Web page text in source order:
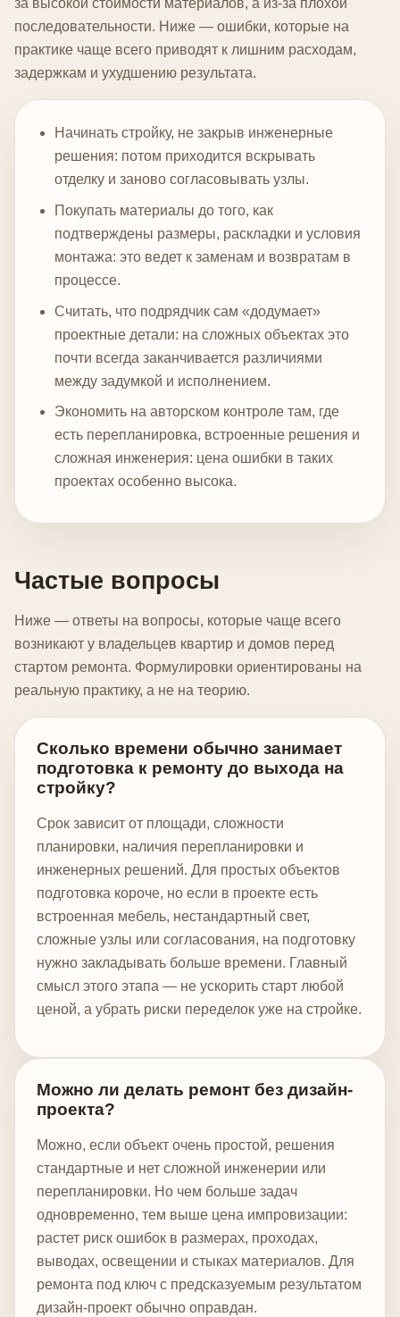
за высокой стоимости материалов, а из-за плохой
последовательности. Ниже — ошибки, которые на
практике чаще всего приводят к лишним расходам,
задержкам и ухудшению результата.
Начинать стройку, не закрыв инженерные
решения: потом приходится вскрывать
отделку и заново согласовывать узлы.
Покупать материалы до того, как
подтверждены размеры, раскладки и условия
монтажа: это ведет к заменам и возвратам в
процессе.
Считать, что подрядчик сам «додумает»
проектные детали: на сложных объектах это
почти всегда заканчивается различиями
между задумкой и исполнением.
Экономить на авторском контроле там, где
есть перепланировка, встроенные решения и
сложная инженерия: цена ошибки в таких
проектах особенно высока.
Частые вопросы
Ниже — ответы на вопросы, которые чаще всего
возникают у владельцев квартир и домов перед
стартом ремонта. Формулировки ориентированы на
реальную практику, а не на теорию.
Сколько времени обычно занимает
подготовка к ремонту до выхода на
стройку?
Срок зависит от площади, сложности
планировки, наличия перепланировки и
инженерных решений. Для простых объектов
подготовка короче, но если в проекте есть
встроенная мебель, нестандартный свет,
сложные узлы или согласования, на подготовку
нужно закладывать больше времени. Главный
смысл этого этапа — не ускорить старт любой
ценой, а убрать риски переделок уже на стройке.
Можно ли делать ремонт без дизайн-
проекта?
Можно, если объект очень простой, решения
стандартные и нет сложной инженерии или
перепланировки. Но чем больше задач
одновременно, тем выше цена импровизации:
растет риск ошибок в размерах, проходах,
выводах, освещении и стыках материалов. Для
ремонта под ключ с предсказуемым результатом
дизайн-проект обычно оправдан.